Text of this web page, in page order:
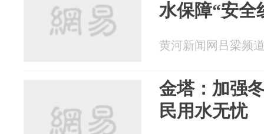
水保障“安全
黄河新闻网吕梁频
金塔：加强
民用水无忧